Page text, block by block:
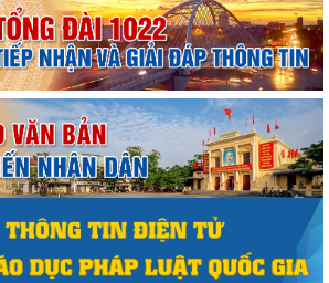
mục thủ tục hành chính được sửa đổi, bổ
vi chức...
phát ngôn và cung cấp thông tin cho báo chí
Vĩnh Bảo